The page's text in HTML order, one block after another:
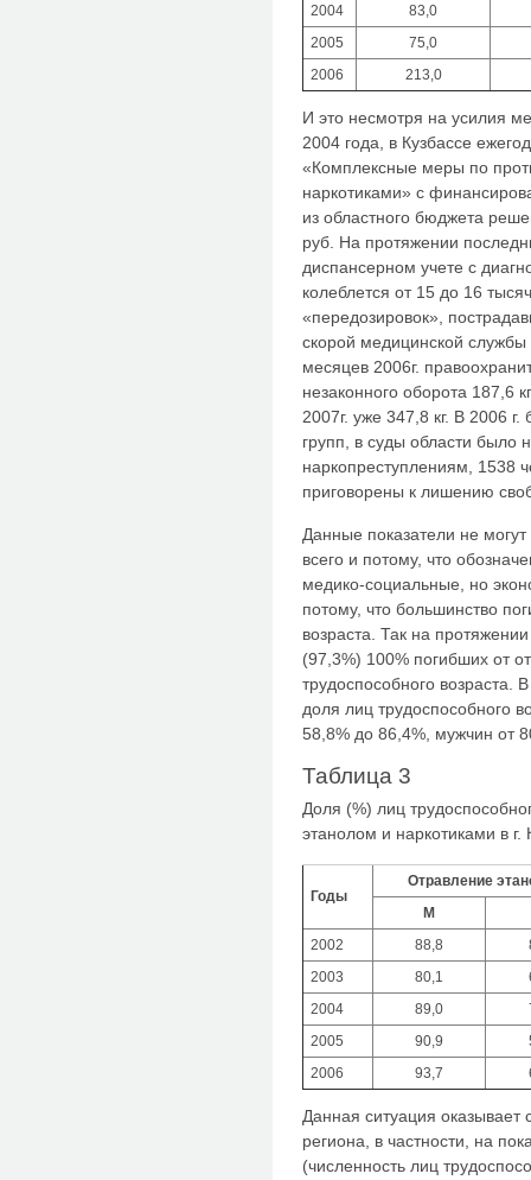
2004
83,0
2005
75,0
2006
213,0
И это несмотря на усилия
2004 года, в Кузбассе
«Комплексные меры по
наркотиками» с
из областного бюджета
руб. На протяжении
диспансерном учете с
колеблется от 15 до 16
«передозировок»,
скорой медицинской
месяцев 2006г.
незаконного оборота 187,6
2007г. уже 347,8 кг. В 2006
групп, в суды области было
наркопреступлениям, 1538
приговорены к лишению
Данные показатели не
всего и потому, что
медико-социальные, но
потому, что большинство
возраста. Так на
(97,3%) 100% погибших от
трудоспособного возраста.
доля лиц трудоспособного
58,8% до 86,4%, мужчин от
Таблица 3
Доля (%) лиц
этанолом и наркотиками в г.
Годы
Отравление
М
2002
88,8
2003
80,1
2004
89,0
2005
90,9
2006
93,7
Данная ситуация
региона, в частности, на
(численность лиц